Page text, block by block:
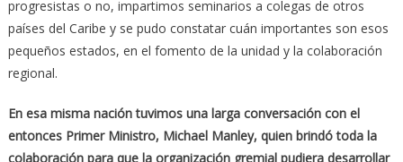
progresistas o no, impartimos seminarios a colegas de otros
países del Caribe y se pudo constatar cuán importantes son esos
pequeños estados, en el fomento de la unidad y la colaboración
regional.
En esa misma nación tuvimos una larga conversación con el
entonces Primer Ministro, Michael Manley, quien brindó toda la
colaboración para que la organización gremial pudiera desarrollar